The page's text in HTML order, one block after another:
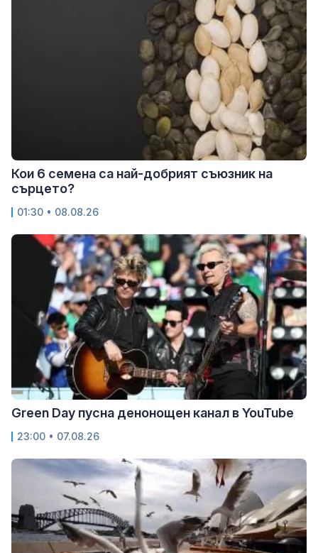
Кои 6 семена са най-добрият съюзник на
сърцето?
01:30 • 08.08.26
Green Day пусна денонощен канал в YouTube
23:00 • 07.08.26